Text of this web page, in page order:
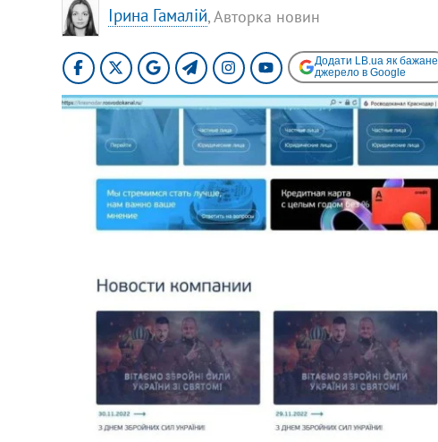
Ірина Гамалій, Авторка новин
Додати LB.ua як бажане
джерело в Google